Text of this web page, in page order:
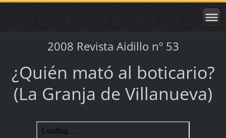
2008 Revista Aidillo nº 53
¿Quién mató al boticario?
(La Granja de Villanueva)